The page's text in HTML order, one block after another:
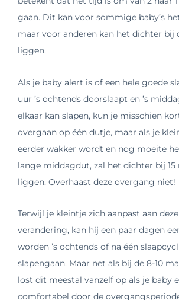
gaan. Dit kan voor sommige baby’s
maar voor anderen kan het dichter bij
liggen.
Als je baby alert is of een hele goede
uur ’s ochtends doorslaapt en ’s
elkaar kan slapen, kun je misschien
overgaan op één dutje, maar als je
eerder wakker wordt en nog moeite
lange middagdut, zal het dichter bij 15
liggen. Overhaast deze overgang niet!
Terwijl je kleintje zich aanpast aan
verandering, kan hij een paar dagen
worden ’s ochtends of na één
slapengaan. Maar net als bij de 8-10
lost dit meestal vanzelf op als je baby
comfortabel door de